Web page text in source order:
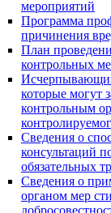
мероприятий
Программа
причинения
План
контрольных
которые могут
контрольным
Сведения о
консультаций
обязательных
Сведения о
органом мер